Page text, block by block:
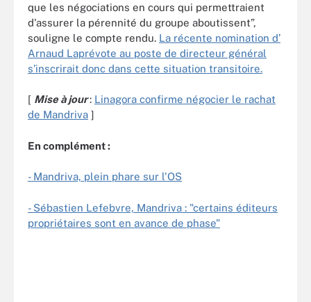
que les négociations en cours qui permettraient
d'assurer la pérennité du groupe aboutissent”,
souligne le compte rendu. La récente nomination d’
Arnaud Laprévote au poste de directeur général
s’inscrirait donc dans cette situation transitoire.
[ Mise à jour: Linagora confirme négocier le rachat
de Mandriva ]
En complément :
- Mandriva, plein phare sur l'OS
- Sébastien Lefebvre, Mandriva : "certains éditeurs
propriétaires sont en avance de phase"